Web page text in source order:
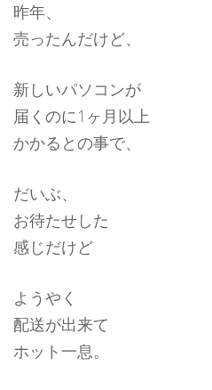
昨年、
売ったんだけど、
新しいパソコンが
届くのに1ヶ月以上
かかるとの事で、
だいぶ、
お待たせした
感じだけど
ようやく
配送が出来て
ホット一息。